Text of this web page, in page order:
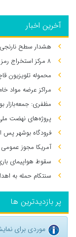
آخرین اخبار
هشدار سطح
۸ مرکز استخراج رمز ارز در عسلویه متلاشی شد
محموله تلویزیون
مراکز عرضه مواد
مظفری: جمعه‌بازار
پروژه‌های نهضت
فرودگاه بوشهر پس
آمریکا مجوز
سقوط هواپیمای
سنتکام حمله به
پر بازدیدترین ها
موردی برای